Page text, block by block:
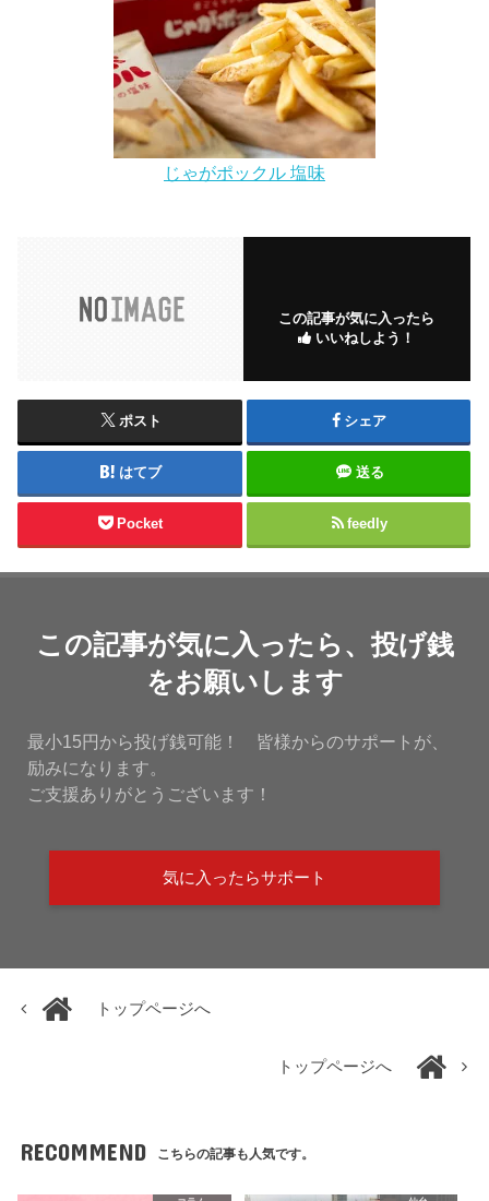
じゃがポックル 塩味
この記事が気に入ったら
いいねしよう！
ポスト シェア
はてブ 送る
Pocket feedly
この記事が気に入ったら、投げ銭
をお願いします
最小15円から投げ銭可能！ 皆様からのサポートが、
励みになります。
ご支援ありがとうございます！
気に入ったらサポート
トップページへ
トップページへ
RECOMMEND こちらの記事も人気です。